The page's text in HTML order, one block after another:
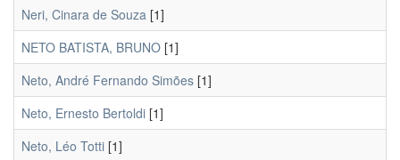
Neri, Cinara de Souza [1]
NETO BATISTA, BRUNO [1]
Neto, André Fernando Simões [1]
Neto, Ernesto Bertoldi [1]
Neto, Léo Totti [1]